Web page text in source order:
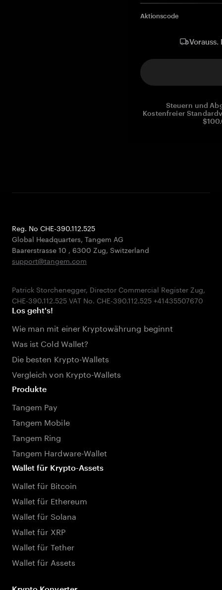
Aktionscode
Steuern und
Kostenfreier
Reg. No CHE-390.112.525
Global Headquarters, Tangem AG
Baarerstrasse 10 , 6300 Zug, Switzerland
support@tangem.com
Patrick Storchenegger, Director Commercial Register Zug,
Los geht's!
Wie man mit einer Kryptowährung beginnt
Was ist Cold Wallet?
Die besten Krypto-Wallets
Vergleich von Krypto-Wallets
Produkte
Tangem Pay
Tangem Mobile
Tangem Ring
Tangem Hardware-Wallet
Wallet für Krypto-Assets
Wallet für Bitcoin
Wallet für Ethereum
Wallet für Solana
Wallet für XRP
Wallet für Tether
Wallet für Assets